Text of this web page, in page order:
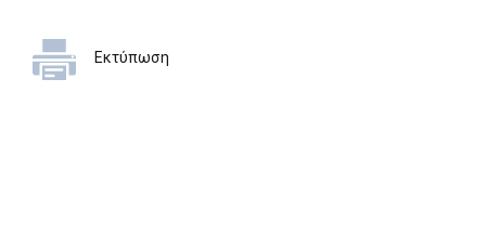
Εκτύπωση